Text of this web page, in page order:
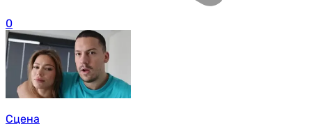
0
Сцена